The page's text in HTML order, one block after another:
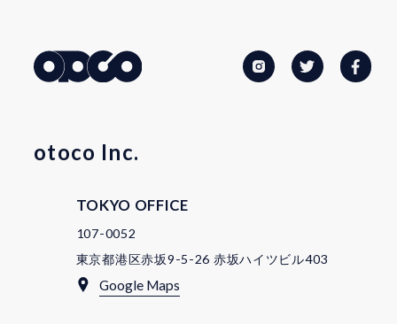
otoco Inc.
TOKYO OFFICE
107-0052
東京都港区赤坂9-5-26 赤坂ハイツビル403
Google Maps